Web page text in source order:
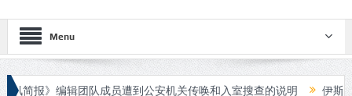
Menu
报》编辑团队成员遭到公安机关传唤和入室搜查的说明 伊斯兰国宣